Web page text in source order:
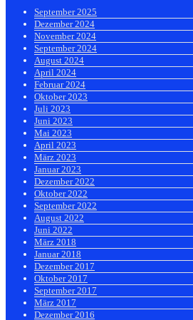
September 2025
Dezember 2024
November 2024
September 2024
August 2024
April 2024
Februar 2024
Oktober 2023
Juli 2023
Juni 2023
Mai 2023
April 2023
März 2023
Januar 2023
Dezember 2022
Oktober 2022
September 2022
August 2022
Juni 2022
März 2018
Januar 2018
Dezember 2017
Oktober 2017
September 2017
März 2017
Dezember 2016